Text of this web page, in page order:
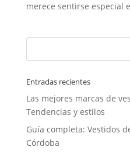
merece sentirse especial
Entradas recientes
Las mejores marcas de
Tendencias y estilos
Guía completa: Vestidos
Córdoba